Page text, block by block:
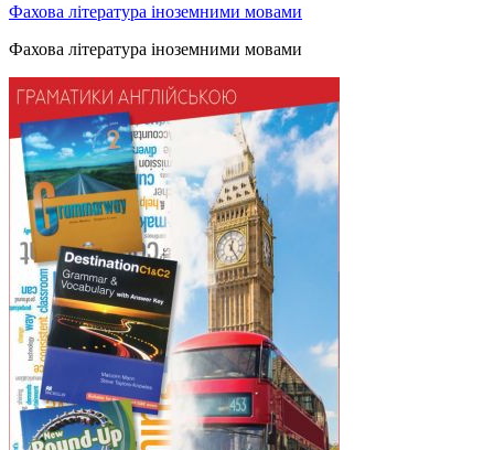
Фахова література іноземними мовами
Фахова література іноземними мовами